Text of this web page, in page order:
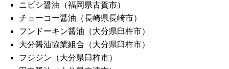
ニビシ醤油（福岡県古賀市）
チョーコー醤油（長崎県長崎市）
フンドーキン醤油（大分県臼杵市）
大分醤油協業組合（大分県臼杵市）
フジジン（大分県臼杵市）